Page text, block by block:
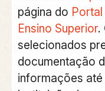
página do
Ensino Superior.
selecionados
documentação
informações até